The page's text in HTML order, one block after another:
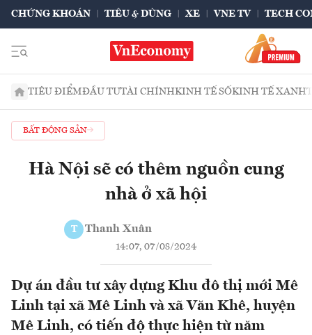
CHỨNG KHOÁN TIÊU & DÙNG XE VNE TV TECH
TIÊU ĐIỂMĐẦU TƯTÀI CHÍNHKINH TẾ SỐKINH TẾ XANH
BẤT ĐỘNG SẢN
Hà Nội sẽ có thêm nguồn cung
nhà ở xã hội
T Thanh Xuân
14:07, 07/08/2024
Dự án đầu tư xây dựng Khu đô thị mới Mê
Linh tại xã Mê Linh và xã Văn Khê, huyện
Mê Linh, có tiến độ thực hiện từ năm